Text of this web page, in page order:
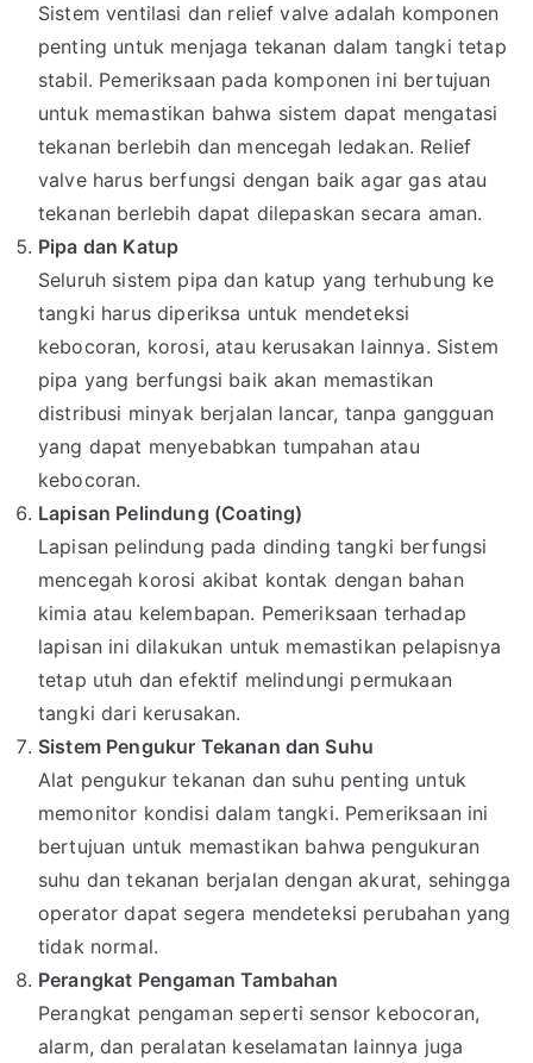
Sistem ventilasi dan relief valve adalah komponen
penting untuk menjaga tekanan dalam tangki tetap
stabil. Pemeriksaan pada komponen ini bertujuan
untuk memastikan bahwa sistem dapat mengatasi
tekanan berlebih dan mencegah ledakan. Relief
valve harus berfungsi dengan baik agar gas atau
tekanan berlebih dapat dilepaskan secara aman.
Pipa dan Katup
Seluruh sistem pipa dan katup yang terhubung ke
tangki harus diperiksa untuk mendeteksi
kebocoran, korosi, atau kerusakan lainnya. Sistem
pipa yang berfungsi baik akan memastikan
distribusi minyak berjalan lancar, tanpa gangguan
yang dapat menyebabkan tumpahan atau
kebocoran.
Lapisan Pelindung (Coating)
Lapisan pelindung pada dinding tangki berfungsi
mencegah korosi akibat kontak dengan bahan
kimia atau kelembapan. Pemeriksaan terhadap
lapisan ini dilakukan untuk memastikan pelapisnya
tetap utuh dan efektif melindungi permukaan
tangki dari kerusakan.
Sistem Pengukur Tekanan dan Suhu
Alat pengukur tekanan dan suhu penting untuk
memonitor kondisi dalam tangki. Pemeriksaan ini
bertujuan untuk memastikan bahwa pengukuran
suhu dan tekanan berjalan dengan akurat, sehingga
operator dapat segera mendeteksi perubahan yang
tidak normal.
Perangkat Pengaman Tambahan
Perangkat pengaman seperti sensor kebocoran,
alarm, dan peralatan keselamatan lainnya juga